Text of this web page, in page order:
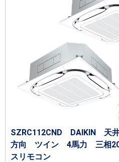
SZRC112CND DAIKIN 天
方向 ツイン 4馬力 三相
スリモコン